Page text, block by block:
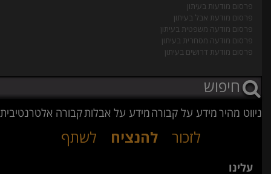
פרסום מודעות בעיתון
פרסום מודעת אבל בעיתון
פרסום מודעה משפטית בעיתון
פרסום מודעה מסחרית בעיתון
פרסום מודעת דרושים בעיתון
ניווט מהירמידע על קבורהמידע על אבלותקבורה אלטרנטיבית
לזכור להנציח לשתף
עלינו